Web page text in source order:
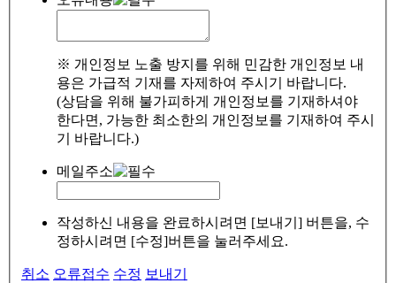
※ 개인정보 노출 방지를 위해 민감한 개인정보 내
용은 가급적 기재를 자제하여 주시기 바랍니다.
(상담을 위해 불가피하게 개인정보를 기재하셔야
한다면, 가능한 최소한의 개인정보를 기재하여 주시
기 바랍니다.)
메일주소
작성하신 내용을 완료하시려면 [보내기] 버튼을, 수
정하시려면 [수정]버튼을 눌러주세요.
취소 오류접수 수정 보내기